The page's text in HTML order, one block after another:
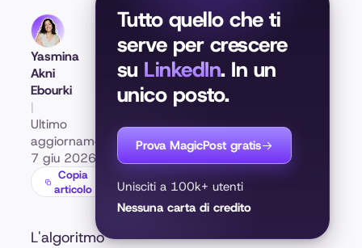
Yasmina
Akni
Ebourki
|
Ultimo
aggiornamento:
7 giu 2026
Copia
articolo
L'algoritmo
Tutto quello che ti
serve per crescere
su LinkedIn. In un
unico posto.
Prova MagicPost gratis
Unisciti a 100k+ utenti
Nessuna carta di credito